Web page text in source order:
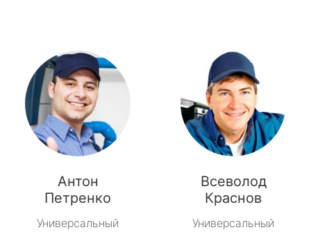
Антон
Петренко
Универсальный
Всеволод
Краснов
Универсальный